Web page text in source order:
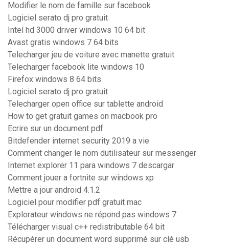
Modifier le nom de famille sur facebook
Logiciel serato dj pro gratuit
Intel hd 3000 driver windows 10 64 bit
Avast gratis windows 7 64 bits
Telecharger jeu de voiture avec manette gratuit
Telecharger facebook lite windows 10
Firefox windows 8 64 bits
Logiciel serato dj pro gratuit
Telecharger open office sur tablette android
How to get gratuit games on macbook pro
Ecrire sur un document pdf
Bitdefender internet security 2019 a vie
Comment changer le nom dutilisateur sur messenger
Internet explorer 11 para windows 7 descargar
Comment jouer a fortnite sur windows xp
Mettre a jour android 4.1.2
Logiciel pour modifier pdf gratuit mac
Explorateur windows ne répond pas windows 7
Télécharger visual c++ redistributable 64 bit
Récupérer un document word supprimé sur clé usb